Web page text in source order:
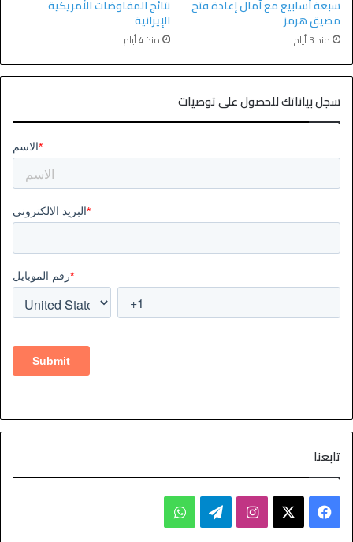
سبعة أسابيع مع آمال إعادة فتح
مضيق هرمز
منذ 3 أيام
نتائج المفاوضات الأمريكية
الإيرانية
منذ 4 أيام
سجل بياناتك للحصول على توصيات
تابعنا